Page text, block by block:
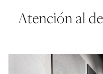
Atención al